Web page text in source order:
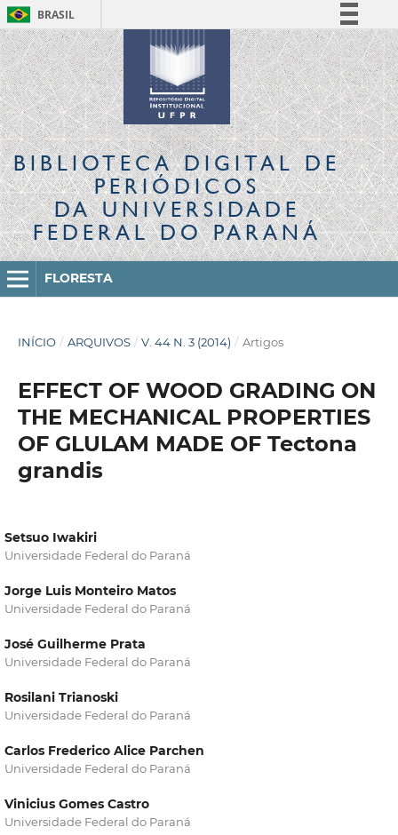
BRASIL
Simplifique!
Comunica BR
Participe
Acesso à informação
Legislação
Canais
BIBLIOTECA DIGITALDE
PERIÓDICOS
DA UNIVERSIDADE
FEDERAL DO PARANÁ
FLORESTA
INÍCIO / ARQUIVOS / V. 44 N. 3 (2014) / Artigos
EFFECT OF WOOD GRADING ON
THE MECHANICAL PROPERTIES
OF GLULAM MADE OF Tectona
grandis
Setsuo Iwakiri
Universidade Federal do Paraná
Jorge Luis Monteiro Matos
Universidade Federal do Paraná
José Guilherme Prata
Universidade Federal do Paraná
Rosilani Trianoski
Universidade Federal do Paraná
Carlos Frederico Alice Parchen
Universidade Federal do Paraná
Vinicius Gomes Castro
Universidade Federal do Paraná